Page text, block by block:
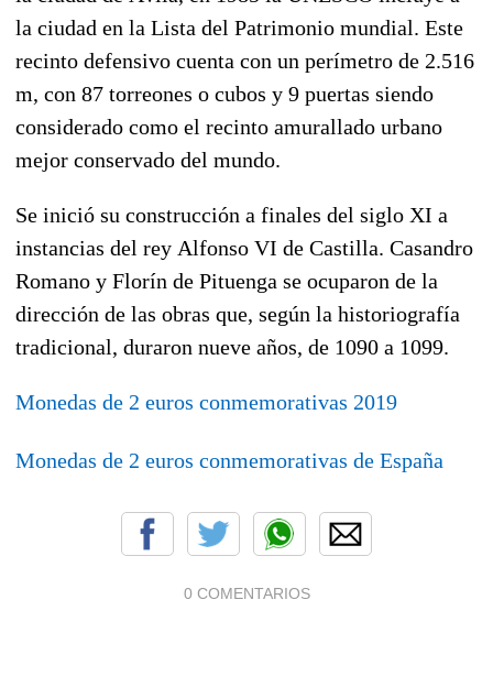
la ciudad en la Lista del Patrimonio mundial. Este
recinto defensivo cuenta con un perímetro de 2.516
m, con 87 torreones o cubos y 9 puertas siendo
considerado como el recinto amurallado urbano
mejor conservado del mundo.
Se inició su construcción a finales del siglo XI a
instancias del rey Alfonso VI de Castilla. Casandro
Romano y Florín de Pituenga se ocuparon de la
dirección de las obras que, según la historiografía
tradicional, duraron nueve años, de 1090 a 1099.
Monedas de 2 euros conmemorativas 2019
Monedas de 2 euros conmemorativas de España
0 COMENTARIOS